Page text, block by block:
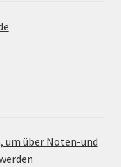
um über Noten-und